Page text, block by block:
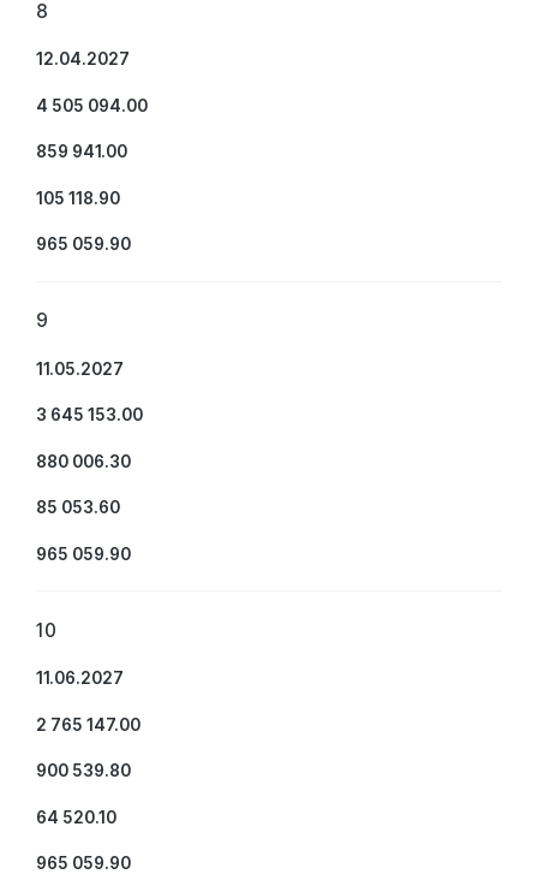
8
12.04.2027
4 505 094.00
859 941.00
105 118.90
965 059.90
9
11.05.2027
3 645 153.00
880 006.30
85 053.60
965 059.90
10
11.06.2027
2 765 147.00
900 539.80
64 520.10
965 059.90